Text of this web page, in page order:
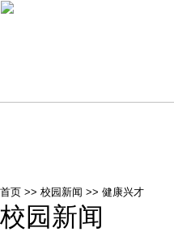
首页 >> 校园新闻 >> 健康兴才
校园新闻